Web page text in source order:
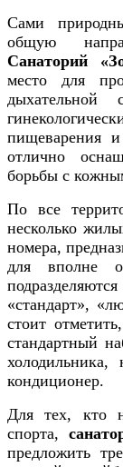
Сами
общую
Санаторий
место для
дыхательной
пищеварения
отлично
борьбы с
По все
несколько
номера,
для вполне
«стандарт»,
стоит
стандартный
кондиционер.
Для тех, кто
спорта,
предложить